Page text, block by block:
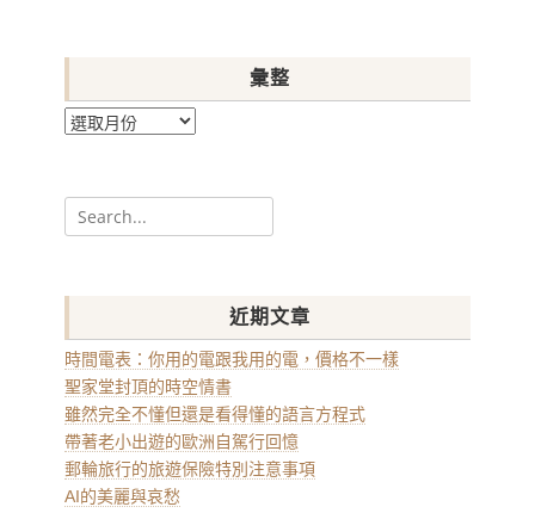
彙整
彙
Search
for:
近期文章
時間電表：你用的電跟我用的電，價格不一樣
聖家堂封頂的時空情書
雖然完全不懂但還是看得懂的語言方程式
帶著老小出遊的歐洲自駕行回憶
郵輪旅行的旅遊保險特別注意事項
AI的美麗與哀愁